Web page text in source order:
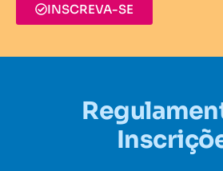
INSCREVA-SE